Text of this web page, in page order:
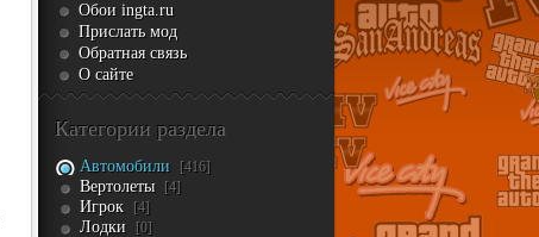
Обои ingta.ru
Прислать мод
Обратная связь
О сайте
Категории раздела
Автомобили [416]
Вертолеты [4]
Игрок [4]
Лодки [0]